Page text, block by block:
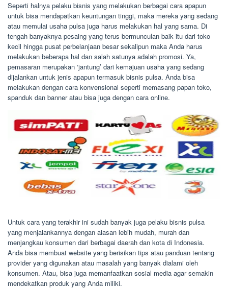
Seperti halnya pelaku bisnis yang melakukan berbagai cara apapun
untuk bisa mendapatkan keuntungan tinggi, maka mereka yang sedang
atau memulai usaha pulsa juga harus melakukan hal yang sama. Di
tengah banyaknya pesaing yang terus bermunculan baik itu dari toko
kecil hingga pusat perbelanjaan besar sekalipun maka Anda harus
melakukan beberapa hal dan salah satunya adalah promosi. Ya,
pemasaran merupakan ‘jantung’ dari kemajuan usaha yang sedang
dijalankan untuk jenis apapun termasuk bisnis pulsa. Anda bisa
melakukan dengan cara konvensional seperti memasang papan toko,
spanduk dan banner atau bisa juga dengan cara online.
Untuk cara yang terakhir ini sudah banyak juga pelaku bisnis pulsa
yang menjalankannya dengan alasan lebih mudah, murah dan
menjangkau konsumen dari berbagai daerah dan kota di Indonesia.
Anda bisa membuat website yang berisikan tips atau panduan tentang
provider yang digunakan atau masalah yang banyak dialami oleh
konsumen. Atau, bisa juga memanfaatkan sosial media agar semakin
mendekatkan produk yang Anda miliki.